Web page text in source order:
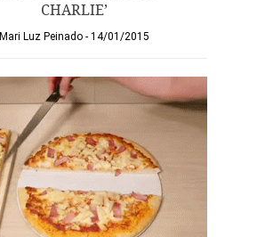
CHARLIE’
Mari Luz Peinado 14/01/2015